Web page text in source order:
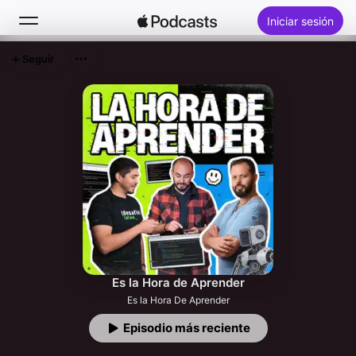
Iniciar sesión
Novedades
Lo más escuchado
Es la Hora de Aprender
Es la Hora De Aprender
Episodio más reciente
Seguir